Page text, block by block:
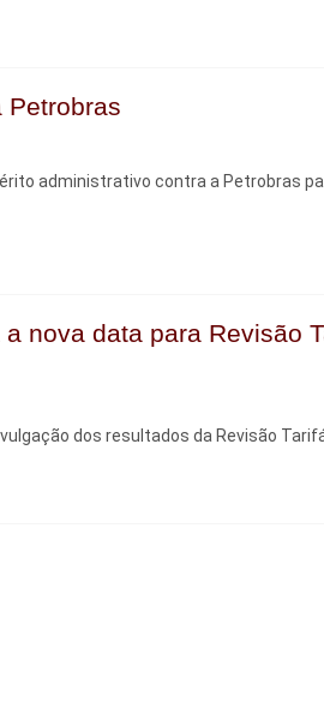
Petrobras
administrativo contra a Petrobras
nova data para Revisão
dos resultados da Revisão